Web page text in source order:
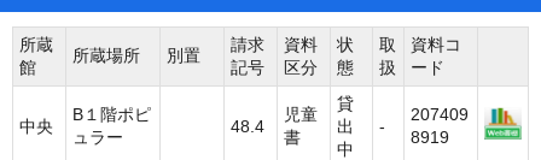
所蔵
館
所蔵場所 別置
請求
記号
資料
区分
状
態
取
扱
資料コ
ード
中央
B１階ポピ
ュラー
48.4
児童
書
貸
出
中
-
207409
8919